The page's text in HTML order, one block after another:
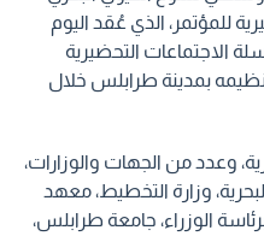
للمؤتمر، الذي عُقد اليوم
الاجتماعات التحضيرية
بمدينة طرابلس خلال
وعدد من الجهات والوزارات،
وزارة التخطيط، معهد
الوزراء، جامعة طرابلس،